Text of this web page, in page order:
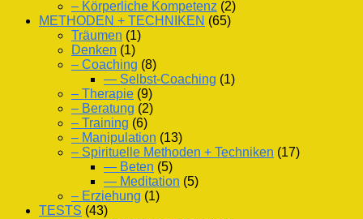
– Körperliche Kompetenz (2)
METHODEN + TECHNIKEN (65)
Träumen (1)
Denken (1)
– Coaching (8)
— Selbst-Coaching (1)
– Therapie (9)
– Beratung (2)
– Training (6)
– Manipulation (13)
– Spirituelle Methoden + Techniken (17)
— Beten (5)
— Meditation (5)
– Erziehung (1)
TESTS (43)